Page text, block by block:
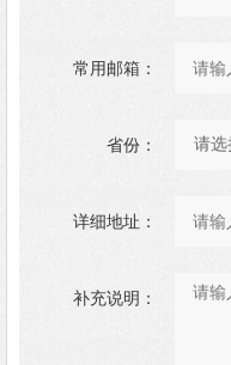
常用邮箱：
省份：
详细地址：
补充说明：